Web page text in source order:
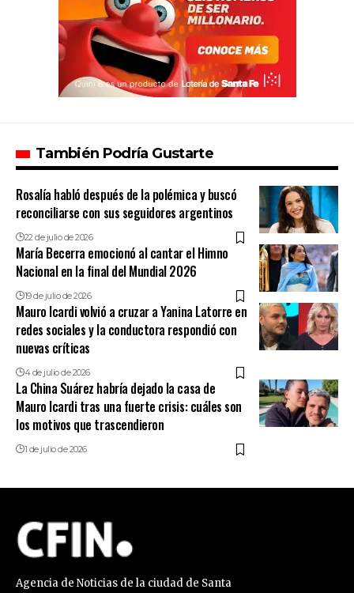
También Podría Gustarte
Rosalía habló después de la polémica y buscó
reconciliarse con sus seguidores argentinos
22 de julio de 2026
María Becerra emocionó al cantar el Himno
Nacional en la final del Mundial 2026
19 de julio de 2026
Mauro Icardi volvió a cruzar a Yanina Latorre en
redes sociales y la conductora respondió con
nuevas críticas
4 de julio de 2026
La China Suárez habría dejado la casa de
Mauro Icardi tras una fuerte crisis: cuáles son
los motivos que trascendieron
1 de julio de 2026
Agencia de Noticias de la ciudad de Santa